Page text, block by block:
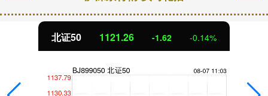
北证50 1121.24 -1.63 -0.15%